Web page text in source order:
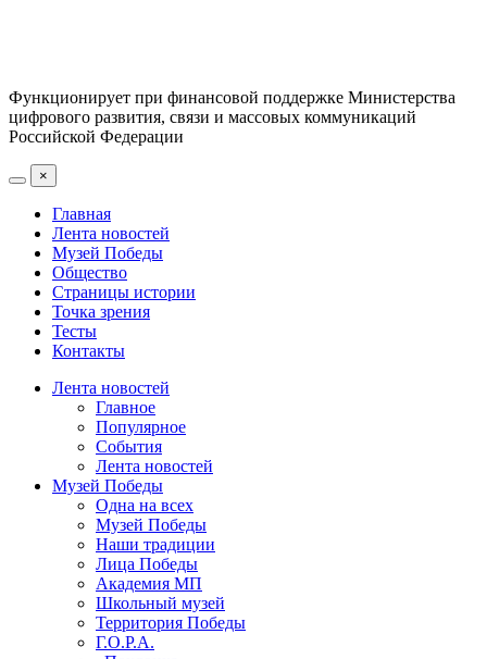
Функционирует при финансовой поддержке Министерства
цифрового развития, связи и массовых коммуникаций
Российской Федерации
×
Главная
Лента новостей
Музей Победы
Общество
Страницы истории
Точка зрения
Тесты
Контакты
Лента новостей
Главное
Популярное
События
Лента новостей
Музей Победы
Одна на всех
Музей Победы
Наши традиции
Лица Победы
Академия МП
Школьный музей
Территория Победы
Г.О.Р.А.